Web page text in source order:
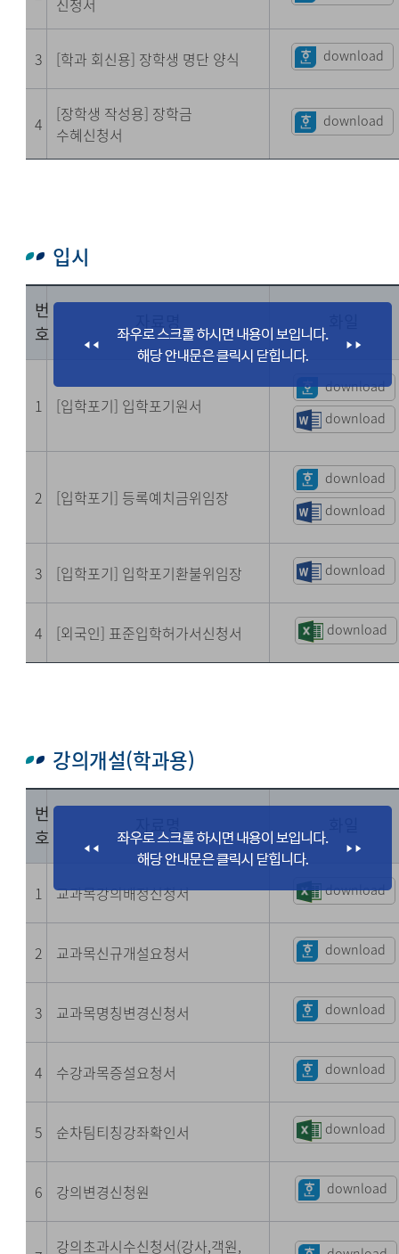
신청서
3 [학과 회신용] 장학생 명단 양식 download
4
[장학생 작성용] 장학금
수혜신청서
download
입시
번
호
1 [입학포기] 입학포기원서
download
download
2 [입학포기] 등록예치금위임장
download
download
3 [입학포기] 입학포기환불위임장 download
4 [외국인] 표준입학허가서신청서 download
강의개설(학과용)
번
호
1 교과목강의배정신청서 download
2 교과목신규개설요청서 download
3 교과목명칭변경신청서 download
4 수강과목증설요청서 download
5 순차팀티칭강좌확인서 download
6 강의변경신청원 download
강의초과시수신청서(강사,객원,